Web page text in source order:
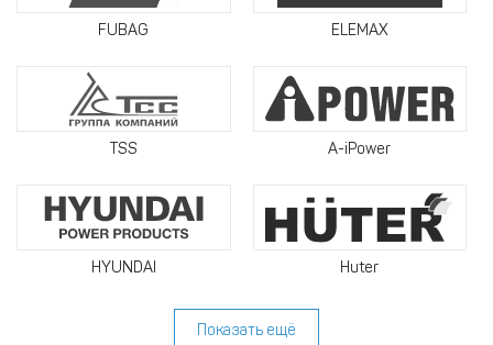
FUBAG ELEMAX
TSS A-iPower
HYUNDAI Huter
Показать ещё